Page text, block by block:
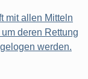
mit allen Mitteln
um deren Rettung
werden.